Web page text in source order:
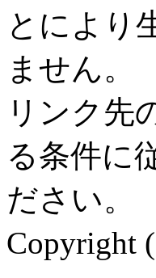
とにより
ません。
リンク先
る条件に
ださい。
Copyright